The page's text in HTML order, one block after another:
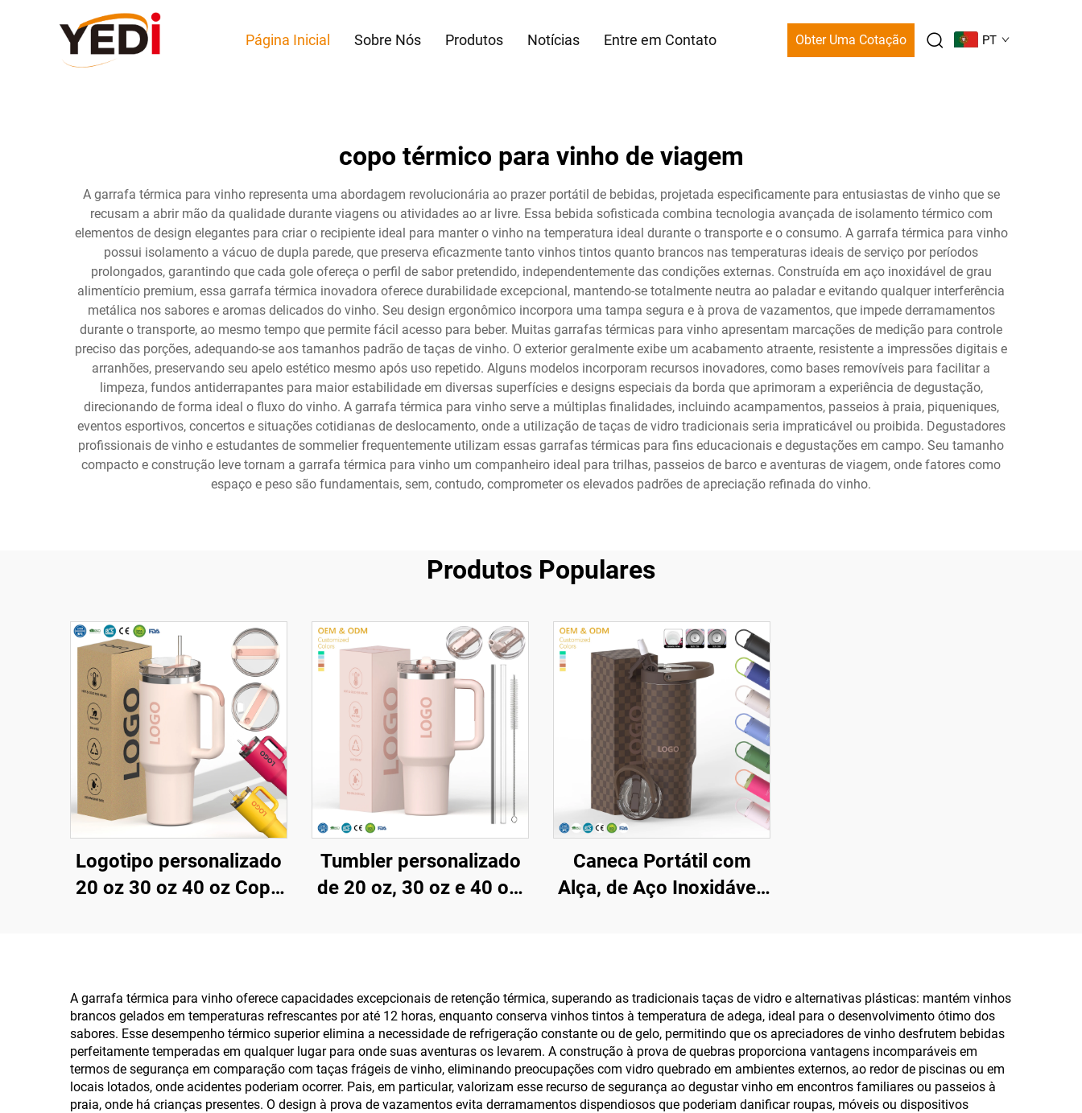
Página Inicial Sobre Nós Produtos Notícias Entre em Contato Obter Uma Cotação PT
copo térmico para vinho de viagem
A garrafa térmica para vinho representa uma abordagem revolucionária ao prazer portátil de bebidas, projetada especificamente para entusiastas de vinho que se
recusam a abrir mão da qualidade durante viagens ou atividades ao ar livre. Essa bebida sofisticada combina tecnologia avançada de isolamento térmico com
elementos de design elegantes para criar o recipiente ideal para manter o vinho na temperatura ideal durante o transporte e o consumo. A garrafa térmica para vinho
possui isolamento a vácuo de dupla parede, que preserva eficazmente tanto vinhos tintos quanto brancos nas temperaturas ideais de serviço por períodos
prolongados, garantindo que cada gole ofereça o perfil de sabor pretendido, independentemente das condições externas. Construída em aço inoxidável de grau
alimentício premium, essa garrafa térmica inovadora oferece durabilidade excepcional, mantendo-se totalmente neutra ao paladar e evitando qualquer interferência
metálica nos sabores e aromas delicados do vinho. Seu design ergonômico incorpora uma tampa segura e à prova de vazamentos, que impede derramamentos
durante o transporte, ao mesmo tempo que permite fácil acesso para beber. Muitas garrafas térmicas para vinho apresentam marcações de medição para controle
preciso das porções, adequando-se aos tamanhos padrão de taças de vinho. O exterior geralmente exibe um acabamento atraente, resistente a impressões digitais e
arranhões, preservando seu apelo estético mesmo após uso repetido. Alguns modelos incorporam recursos inovadores, como bases removíveis para facilitar a
limpeza, fundos antiderrapantes para maior estabilidade em diversas superfícies e designs especiais da borda que aprimoram a experiência de degustação,
direcionando de forma ideal o fluxo do vinho. A garrafa térmica para vinho serve a múltiplas finalidades, incluindo acampamentos, passeios à praia, piqueniques,
eventos esportivos, concertos e situações cotidianas de deslocamento, onde a utilização de taças de vidro tradicionais seria impraticável ou proibida. Degustadores
profissionais de vinho e estudantes de sommelier frequentemente utilizam essas garrafas térmicas para fins educacionais e degustações em campo. Seu tamanho
compacto e construção leve tornam a garrafa térmica para vinho um companheiro ideal para trilhas, passeios de barco e aventuras de viagem, onde fatores como
espaço e peso são fundamentais, sem, contudo, comprometer os elevados padrões de apreciação refinada do vinho.
Produtos Populares
Logotipo personalizado
20 oz 30 oz 40 oz Copo
30oz 40oz Copo com
Alça
Tumbler personalizado
de 20 oz, 30 oz e 40 oz,
tampa à prova de
vazamentos, canudo e
alça, ideal para viagens
Caneca Portátil com
Alça, de Aço Inoxidável,
Bebidas Quentes e Frias,
com Logotipo
Personalizado
A garrafa térmica para vinho oferece capacidades excepcionais de retenção térmica, superando as tradicionais taças de vidro e alternativas plásticas: mantém vinhos
brancos gelados em temperaturas refrescantes por até 12 horas, enquanto conserva vinhos tintos à temperatura de adega, ideal para o desenvolvimento ótimo dos
sabores. Esse desempenho térmico superior elimina a necessidade de refrigeração constante ou de gelo, permitindo que os apreciadores de vinho desfrutem bebidas
perfeitamente temperadas em qualquer lugar para onde suas aventuras os levarem. A construção à prova de quebras proporciona vantagens incomparáveis em
termos de segurança em comparação com taças frágeis de vinho, eliminando preocupações com vidro quebrado em ambientes externos, ao redor de piscinas ou em
locais lotados, onde acidentes poderiam ocorrer. Pais, em particular, valorizam esse recurso de segurança ao degustar vinho em encontros familiares ou passeios à
praia, onde há crianças presentes. O design à prova de vazamentos evita derramamentos dispendiosos que poderiam danificar roupas, móveis ou dispositivos